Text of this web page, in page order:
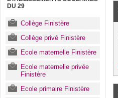
DU 29
Collège Finistère
Collège privé Finistère
Ecole maternelle Finistère
Ecole maternelle privée
Finistère
Ecole primaire Finistère